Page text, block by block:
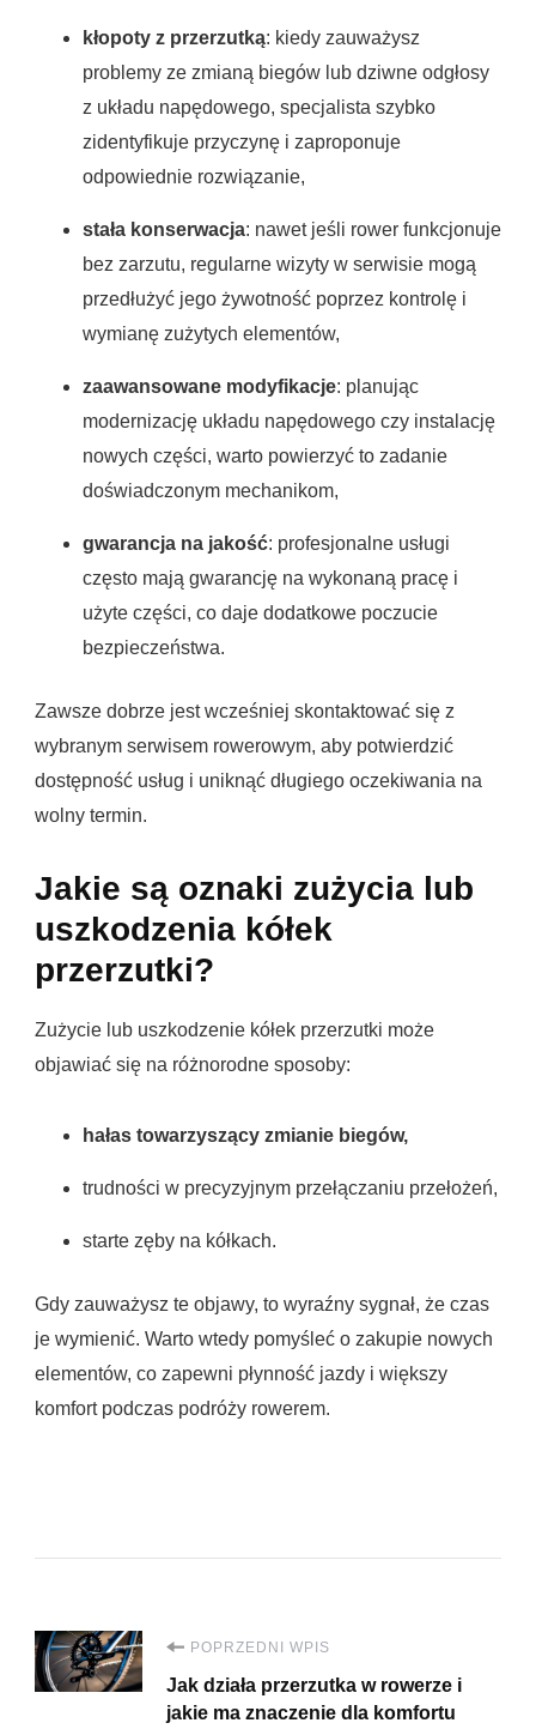
kłopoty z przerzutką: kiedy zauważysz
problemy ze zmianą biegów lub dziwne odgłosy
z układu napędowego, specjalista szybko
zidentyfikuje przyczynę i zaproponuje
odpowiednie rozwiązanie,
stała konserwacja: nawet jeśli rower funkcjonuje
bez zarzutu, regularne wizyty w serwisie mogą
przedłużyć jego żywotność poprzez kontrolę i
wymianę zużytych elementów,
zaawansowane modyfikacje: planując
modernizację układu napędowego czy instalację
nowych części, warto powierzyć to zadanie
doświadczonym mechanikom,
gwarancja na jakość: profesjonalne usługi
często mają gwarancję na wykonaną pracę i
użyte części, co daje dodatkowe poczucie
bezpieczeństwa.
Zawsze dobrze jest wcześniej skontaktować się z
wybranym serwisem rowerowym, aby potwierdzić
dostępność usług i uniknąć długiego oczekiwania na
wolny termin.
Jakie są oznaki zużycia lub
uszkodzenia kółek
przerzutki?
Zużycie lub uszkodzenie kółek przerzutki może
objawiać się na różnorodne sposoby:
hałas towarzyszący zmianie biegów,
trudności w precyzyjnym przełączaniu przełożeń,
starte zęby na kółkach.
Gdy zauważysz te objawy, to wyraźny sygnał, że czas
je wymienić. Warto wtedy pomyśleć o zakupie nowych
elementów, co zapewni płynność jazdy i większy
komfort podczas podróży rowerem.
Nawigacja
wpisu
POPRZEDNI WPIS
Jak działa przerzutka w rowerze i
jakie ma znaczenie dla komfortu